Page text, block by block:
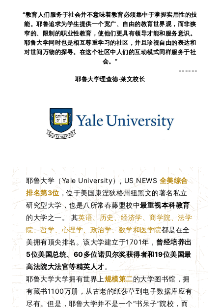
“教育人们服务于社会并不意味着教育必须集中于掌握实用性的技
能。耶鲁追求为学生提供一个宽广、自由的教育世界观，而非狭
窄的、限制的职业性教育，使他们更具有领导才能和服务意识。
耶鲁大学同时也是相互尊重学习的社区，并且珍视自由的表达和
对世间万物的探寻。在这个社区中人们的互动模式同样服务于社
会。”
------
耶鲁大学理查德·莱文校长
耶鲁大学（Yale University）, US NEWS 全美综合
排名第3位 ，位于美国康涅狄格州纽黑文的著名私立
研究型大学，也是八所常春藤盟校中最重视本科教育
的大学之一。 其英语、历史、经济学、商学院、法学
院、哲学、心理学、政治学、数学和医学院都是在全
美拥有顶尖排名。该大学建立于1701年， 曾经培养出
5位美国总统、60多位诺贝尔奖获得者和19位美国最
高法院大法官等精英人才。
耶鲁大学大学拥有世界上规模第二的大学图书馆，拥
有藏书1100万册，从古老的纸莎草到电子数据库应有
尽有。但是，耶鲁大学并不是一个“书呆子”院校，而